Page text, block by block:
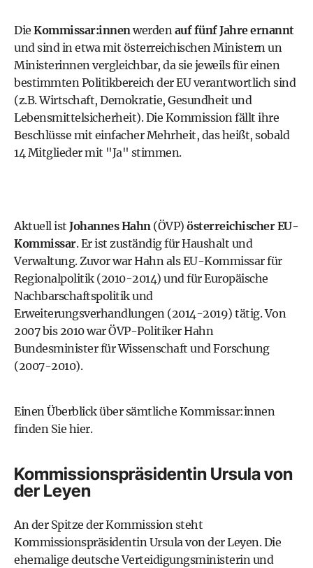
Die Kommissar:innenwerdenauf fünf Jahre ernannt
und sind in etwa mit österreichischen Ministern un
Ministerinnen vergleichbar, da sie jeweils für einen
bestimmten Politikbereich der EU verantwortlich sind
(z.B. Wirtschaft, Demokratie, Gesundheit und
Lebensmittelsicherheit). Die Kommission fällt ihre
Beschlüsse mit einfacher Mehrheit, das heißt, sobald
14 Mitglieder mit "Ja" stimmen.
Aktuell ist Johannes Hahn(ÖVP) österreichischer EU-
Kommissar. Er ist zuständig für Haushalt und
Verwaltung. Zuvor war Hahn als EU-Kommissar für
Regionalpolitik (2010-2014) und für Europäische
Nachbarschaftspolitik und
Erweiterungsverhandlungen (2014-2019) tätig. Von
2007 bis 2010 war ÖVP-Politiker Hahn
Bundesminister für Wissenschaft und Forschung
(2007-2010).
Einen Überblick über sämtliche Kommissar:innen
finden Sie hier.
Kommissionspräsidentin Ursula von
der Leyen
An der Spitze der Kommission steht
Kommissionspräsidentin Ursula von der Leyen. Die
ehemalige deutsche Verteidigungsministerin und